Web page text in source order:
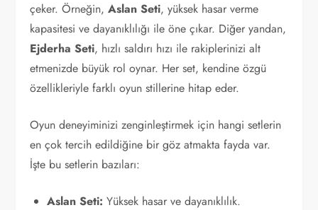
çeker. Örneğin,Aslan Seti, yüksek hasar verme
kapasitesi ve dayanıklılığı ile öne çıkar. Diğer yandan,
Ejderha Seti, hızlı saldırı hızı ile rakiplerinizi alt
etmenizde büyük rol oynar. Her set, kendine özgü
özellikleriyle farklı oyun stillerine hitap eder.
Oyun deneyiminizi zenginleştirmek için hangi setlerin
en çok tercih edildiğine bir göz atmakta fayda var.
İşte bu setlerin bazıları:
Aslan Seti: Yüksek hasar ve dayanıklılık.